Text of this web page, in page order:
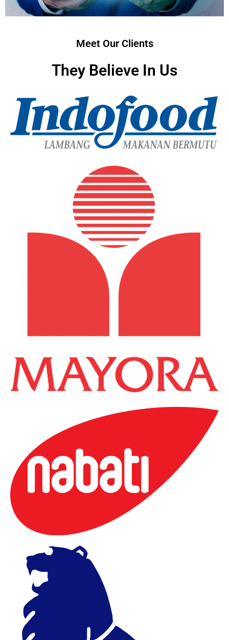
Meet Our Clients
They Believe In Us